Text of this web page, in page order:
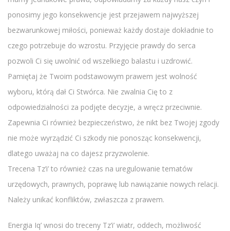
ponosimy jego konsekwencje jest przejawem najwyższej
bezwarunkowej miłości, ponieważ każdy dostaje dokładnie to
czego potrzebuje do wzrostu. Przyjęcie prawdy do serca
pozwoli Ci się uwolnić od wszelkiego balastu i uzdrowić.
Pamiętaj że Twoim podstawowym prawem jest wolność
wyboru, którą dał Ci Stwórca. Nie zwalnia Cię to z
odpowiedzialności za podjęte decyzje, a wręcz przeciwnie.
Zapewnia Ci również bezpieczeństwo, że nikt bez Twojej zgody
nie może wyrządzić Ci szkody nie ponosząc konsekwencji,
dlatego uważaj na co dajesz przyzwolenie.
Trecena Tz’i’ to również czas na uregulowanie tematów
urzędowych, prawnych, poprawę lub nawiązanie nowych relacji.
Należy unikać konfliktów, zwłaszcza z prawem.
Energia Iq’ wnosi do treceny Tz’i’ wiatr, oddech, możliwość